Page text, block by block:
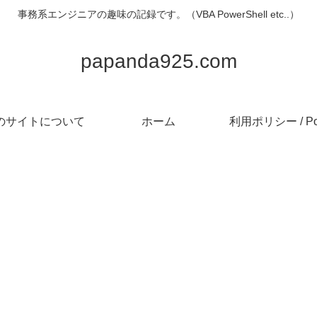
事務系エンジニアの趣味の記録です。（VBA PowerShell etc..）
papanda925.com
サイトについて ホーム 利用ポリシー /